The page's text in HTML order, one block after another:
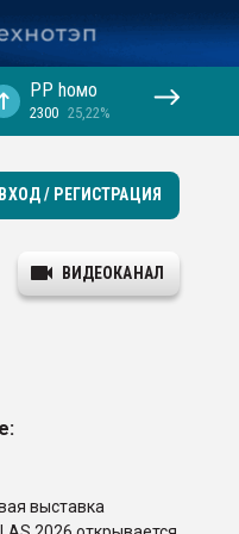
PP hомо
2300 25,22%
ВХОД / РЕГИСТРАЦИЯ
ВИДЕОКАНАЛ
выставка